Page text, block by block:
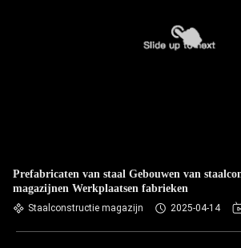
Prefabricaten van staal Gebouwen van
magazijnen Werkplaatsen fabrieken
Staalconstructie magazijn 2025-04-14